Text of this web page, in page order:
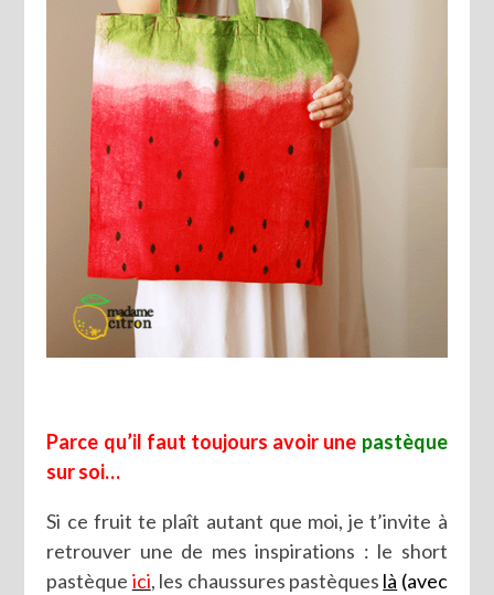
Parce qu’il faut toujours avoir une pastèque
sur soi…
Si ce fruit te plaît autant que moi, je t’invite à
retrouver une de mes inspirations : le short
pastèque ici, les chaussures pastèques là (avec